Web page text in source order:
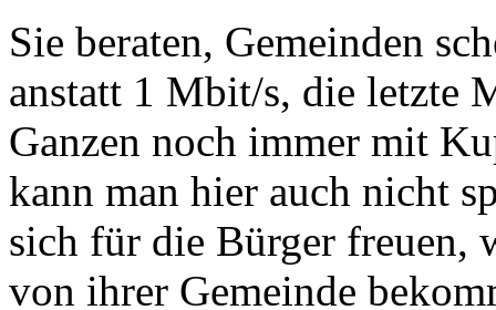
Sie beraten, Gemeinden
anstatt 1 Mbit/s, die letzte
Ganzen noch immer mit
kann man hier auch nicht
sich für die Bürger freuen,
von ihrer Gemeinde